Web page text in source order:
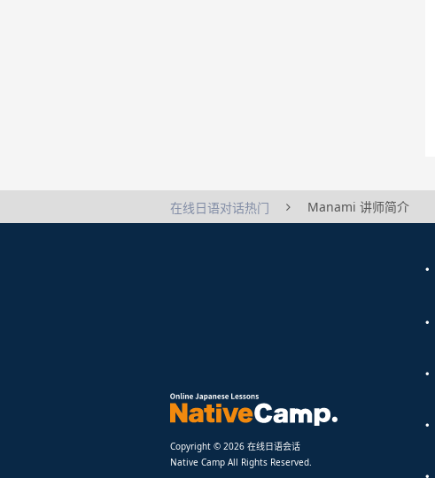
在线日语对话热门 Manami 讲师简介
Copyright © 2026 在线日语会话
Native Camp All Rights Reserved.